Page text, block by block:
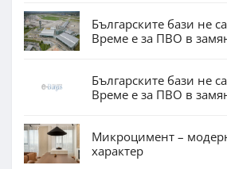
Българските бази не
Време е за ПВО в
Българските бази не
Време е за ПВО в
Микроцимент –
характер